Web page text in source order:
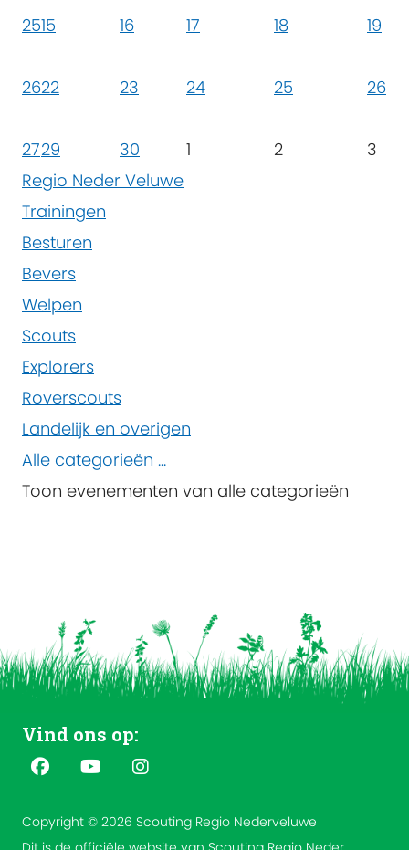
2515 16 17 18 19
2622 23 24 25 26
2729 30 1 2
3
Regio Neder Veluwe
Trainingen
Besturen
Bevers
Welpen
Scouts
Explorers
Roverscouts
Landelijk en overigen
Alle categorieën ...
Toon evenementen van alle categorieën
Vind ons op:
Copyright © 2026 Scouting Regio Nederveluwe